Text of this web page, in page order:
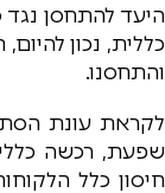
היעד להתחסן
כללית, נכון
והתחסנו.
לקראת עונת
שפעת, רכשה
חיסון כלל